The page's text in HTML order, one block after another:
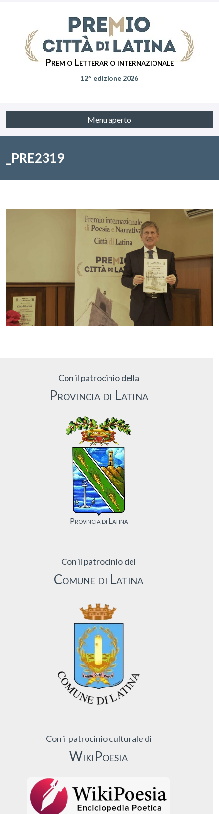
Premio Letterario internazionale
12^ edizione 2026
Menu aperto
_PRE2319
Con il patrocinio della
Provincia di Latina
Provincia di Latina
Con il patrocinio del
Comune di Latina
Con il patrocinio culturale di
WikiPoesia